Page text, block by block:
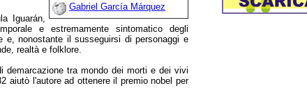
Gabriel García Márquez
Iguarán,
e estremamente sintomatico degli
e, nonostante il susseguirsi di personaggi e
realtà e folklore.
tra mondo dei morti e dei vivi
aiutò l'autore ad ottenere il premio nobel per